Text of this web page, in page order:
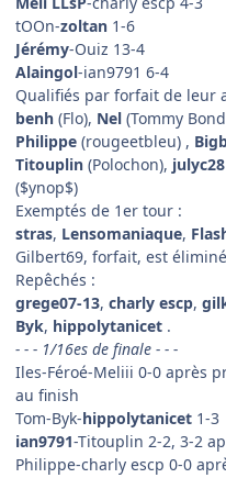
tOOn-zoltan 1-6
Jérémy-Ouiz 13-4
Alaingol-ian9791 6-4
Qualifiés par forfait de leur
benh (Flo), Nel (Tommy
Philippe (rougeetbleu) ,
Titouplin (Polochon), julyc28
($ynop$)
Exemptés de 1er tour :
stras, Lensomaniaque,
Gilbert69, forfait, est
Repêchés :
grege07-13, charly escp,
Byk, hippolytanicet .
- - - 1/16es de finale - - -
Iles-Féroé-Meliii 0-0 après
au finish
Tom-Byk-hippolytanicet 1-3
ian9791-Titouplin 2-2, 3-2
Philippe-charly escp 0-0